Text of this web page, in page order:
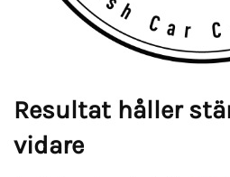
Resultat håller
vidare